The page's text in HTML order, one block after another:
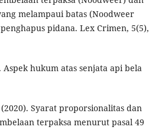
melampaui batas (Noodweer
pidana. Lex Crimen, 5(5),
Aspek hukum atas senjata api bela
Syarat proporsionalitas dan
terpaksa menurut pasal 49